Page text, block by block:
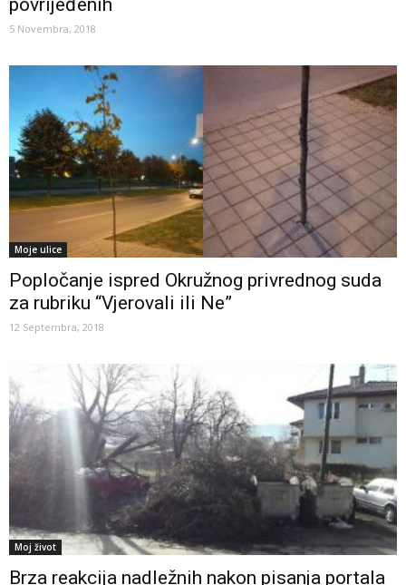
povrijeđenih
5 Novembra, 2018
Moje ulice
Popločanje ispred Okružnog privrednog suda
za rubriku “Vjerovali ili Ne”
12 Septembra, 2018
Moj život
Brza reakcija nadležnih nakon pisanja portala